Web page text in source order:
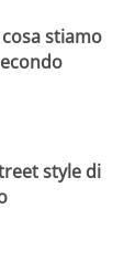
stiamo
style di